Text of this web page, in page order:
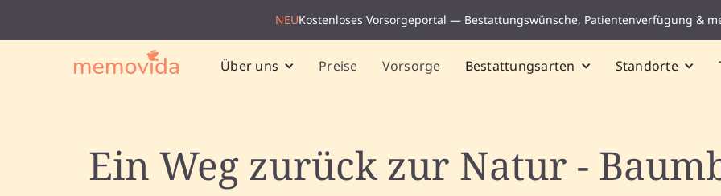
NEUKostenloses Vorsorgeportal — Bestattungswünsche, Patientenverfügung &
Über uns Preise Vorsorge Bestattungsarten Standorte
Ein Weg zurück zur Natur -